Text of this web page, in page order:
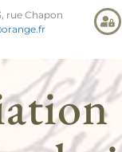
rue Chapon